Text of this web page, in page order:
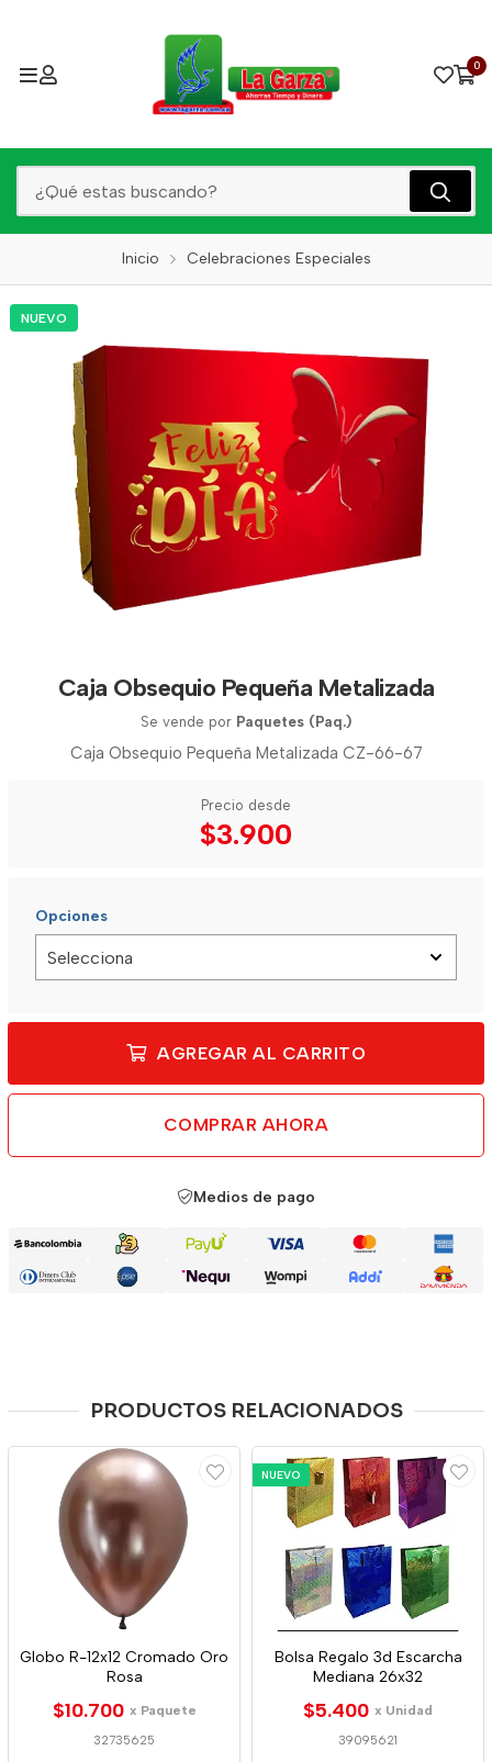
0
Inicio Celebraciones Especiales
NUEVO
Caja Obsequio Pequeña Metalizada
Se vende por Paquetes (Paq.)
Caja Obsequio Pequeña Metalizada CZ-66-67
Precio desde
$3.900
Opciones
AGREGAR AL CARRITO
COMPRAR AHORA
Medios de pago
PRODUCTOS RELACIONADOS
Globo R-12x12 Cromado Oro
Rosa
$10.700 x Paquete
32735625
NUEVO
Bolsa Regalo 3d Escarcha
Mediana 26x32
$5.400 x Unidad
39095621